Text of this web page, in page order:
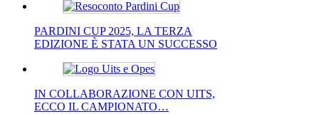
PARDINI CUP 2025, LA TERZA
EDIZIONE È STATA UN SUCCESSO
IN COLLABORAZIONE CON UITS,
ECCO IL CAMPIONATO…